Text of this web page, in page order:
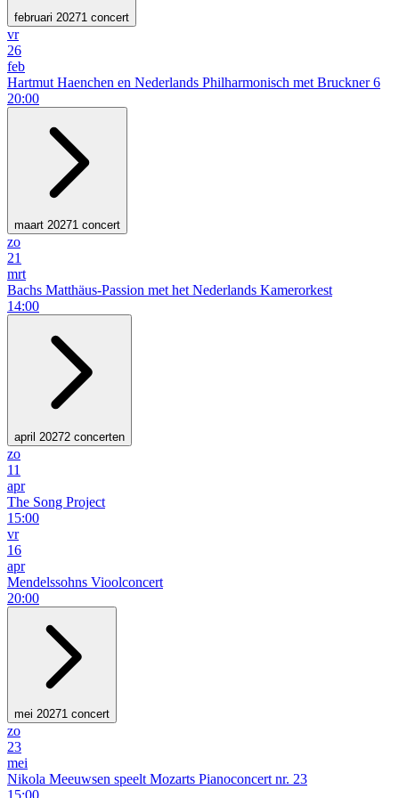
februari 20271 concert
vr
26
feb
Hartmut Haenchen en Nederlands Philharmonisch met Bruckner 6
20:00
maart 20271 concert
zo
21
mrt
Bachs Matthäus-Passion met het Nederlands Kamerorkest
14:00
april 20272 concerten
zo
11
apr
The Song Project
15:00
vr
16
apr
Mendelssohns Vioolconcert
20:00
mei 20271 concert
zo
23
mei
Nikola Meeuwsen speelt Mozarts Pianoconcert nr. 23
15:00